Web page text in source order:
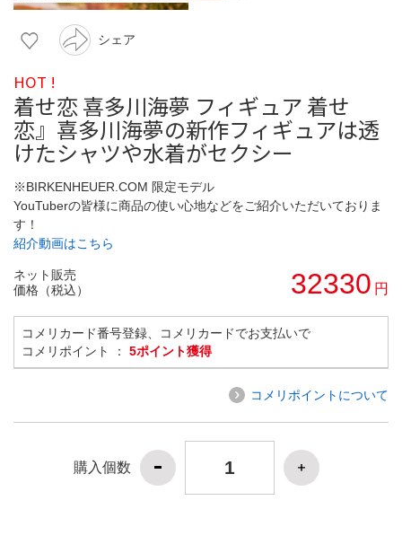
シェア
HOT !
着せ恋 喜多川海夢 フィギュア 着せ
恋』喜多川海夢の新作フィギュアは透
けたシャツや水着がセクシー
※BIRKENHEUER.COM 限定モデル
YouTuberの皆様に商品の使い心地などをご紹介いただいておりま
す！
紹介動画はこちら
ネット販売
価格（税込）
32330 円
コメリカード番号登録、コメリカードでお支払いで
コメリポイント ： 5ポイント獲得
コメリポイントについて
購入個数